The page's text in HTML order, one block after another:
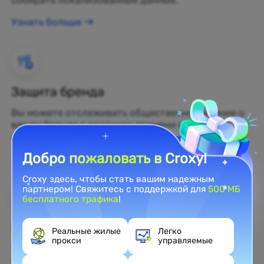
Узнать больше
Защита бренда
Вы можете отслеживать общественное мнение о
вашем бренде в реальном времени с помощью
жилых прокси.
Узнать больше
Веб-скрейпинг
Собирайте нераскрытые данные и превращайте
их в прибыльные бизнес-решения.
Добро пожаловать в Croxy!
Croxy здесь, чтобы стать вашим надежным
партнером! Свяжитесь с поддержкой для500 МБ
бесплатного трафика!
Реальные жилые
прокси
Легко
управляемые